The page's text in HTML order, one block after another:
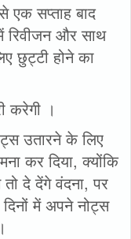
एक सप्ताह बाद
रिवीजन और साथ
छुट्टी होने का
करेगी ।
उतारने के लिए
कर दिया, क्योंकि
दे देंगे वंदना, पर
दिनों में अपने नोट्स